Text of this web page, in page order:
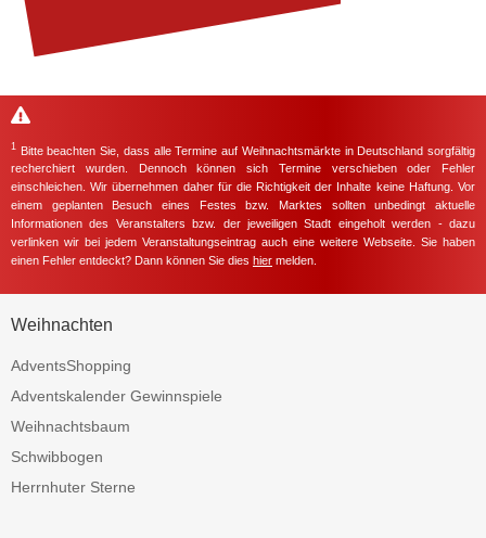
1
Bitte beachten Sie, dass alle Termine auf Weihnachtsmärkte in Deutschland sorgfältig
recherchiert wurden. Dennoch können sich Termine verschieben oder Fehler
einschleichen. Wir übernehmen daher für die Richtigkeit der Inhalte keine Haftung. Vor
einem geplanten Besuch eines Festes bzw. Marktes sollten unbedingt aktuelle
Informationen des Veranstalters bzw. der jeweiligen Stadt eingeholt werden - dazu
verlinken wir bei jedem Veranstaltungseintrag auch eine weitere Webseite. Sie haben
einen Fehler entdeckt? Dann können Sie dies hier melden.
Weihnachten
AdventsShopping
Adventskalender Gewinnspiele
Weihnachtsbaum
Schwibbogen
Herrnhuter Sterne